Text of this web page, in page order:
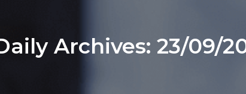
Archives: 23/09/